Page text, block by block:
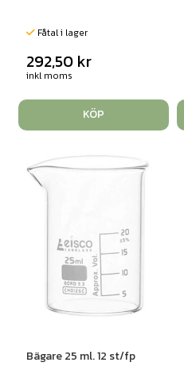
Fåtal i lager
292,50 kr
inkl moms
KÖP
Bägare 25 ml. 12 st/fp